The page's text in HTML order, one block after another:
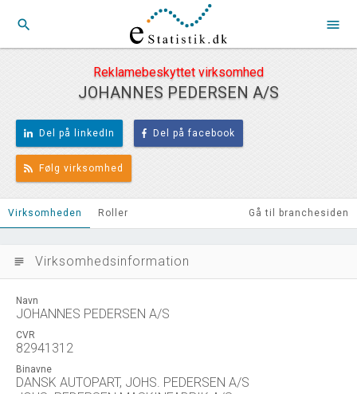
search menu
Reklamebeskyttet virksomhed
JOHANNES PEDERSEN A/S
Del på linkedIn Del på facebook
Følg virksomhed
Virksomheden Roller Gå til branchesiden
subject Virksomhedsinformation
Navn
JOHANNES PEDERSEN A/S
CVR
82941312
Binavne
DANSK AUTOPART, JOHS. PEDERSEN A/S